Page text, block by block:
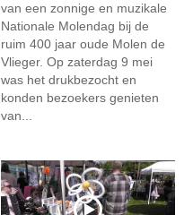
van een zonnige en muzikale
Nationale Molendag bij de
ruim 400 jaar oude Molen de
Vlieger. Op zaterdag 9 mei
was het drukbezocht en
konden bezoekers genieten
van...